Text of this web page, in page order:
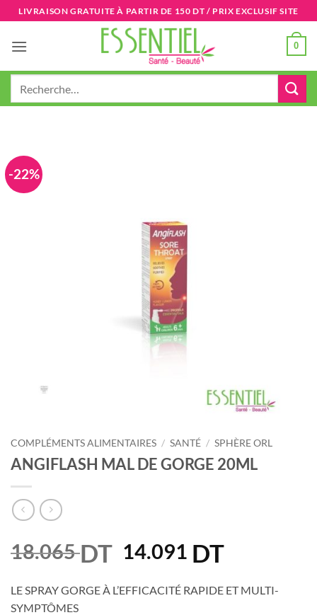
Passer
au
contenu
LIVRAISON GRATUITE À PARTIR DE 150 DT / PRIX EXCLUSIF SITE
0
-22%
COMPLÉMENTS ALIMENTAIRES / SANTÉ / SPHÈRE ORL
ANGIFLASH MAL DE GORGE 20ML
18.065DT Le
initial
14.091 DTLe
actuel
LE SPRAY GORGE À L’EFFICACITÉ RAPIDE ET MULTI-
SYMPTÔMES